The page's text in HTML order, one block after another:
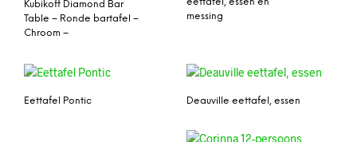
Kubikoff Diamond Bar
Table – Ronde bartafel –
Chroom –
messing
Eettafel Pontic Deauville eettafel, essen